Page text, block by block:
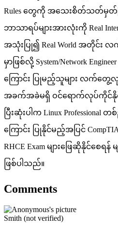
Rules တွေကို အသေးစိတ်သတ်မှတ်ပ
ဘာသာရပ်များအားလုံးကို Real
အသုံးပြု၍ Real World အတိုင်း
မှာဖြစ်လို့ System/Network
ကြောင်း ပြုမည့်သူများ လက်တွ
အခက်အခဲမရှိ ဝင်ရောက်လုပ်ကိုင်နိုင်
ပြီးဆုံးပါက Linux
ကြောင်း ပြုနိုင်မည့်အပြင် CompTIA
RHCE Exam များဖြေဆိုနိုင်စေ
ဖြစ်ပါသည်။
Comments
Smith (not verified)